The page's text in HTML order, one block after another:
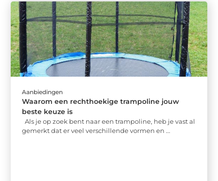
Aanbiedingen
Waarom een rechthoekige trampoline jouw
beste keuze is
Als je op zoek bent naar een trampoline, heb je vast al
gemerkt dat er veel verschillende vormen en ...